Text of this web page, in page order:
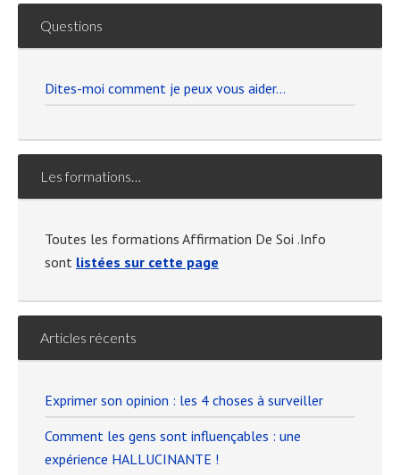
Questions
Dites-moi comment je peux vous aider…
Les formations…
Toutes les formations Affirmation De Soi .Info
sont listées sur cette page
Articles récents
Exprimer son opinion : les 4 choses à surveiller
Comment les gens sont influençables : une
expérience HALLUCINANTE !